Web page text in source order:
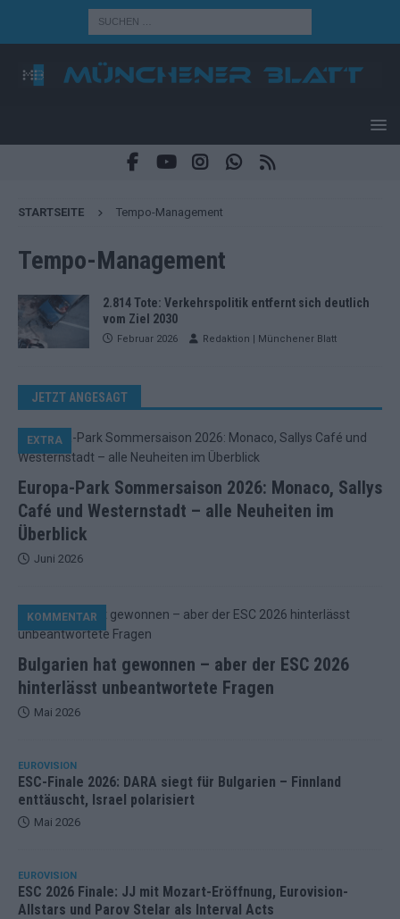
STARTSEITE Tempo-Management
Tempo-Management
2.814 Tote: Verkehrspolitik entfernt sich deutlich
vom Ziel 2030
Februar 2026 Redaktion | Münchener Blatt
JETZT ANGESAGT
Europa-Park Sommersaison 2026: Monaco, Sallys
Café und Westernstadt – alle Neuheiten im
Überblick
EXTRA
Juni 2026
Bulgarien hat gewonnen – aber der ESC 2026
hinterlässt unbeantwortete Fragen
KOMMENTAR
Mai 2026
EUROVISION
ESC-Finale 2026: DARA siegt für Bulgarien – Finnland
enttäuscht, Israel polarisiert
Mai 2026
EUROVISION
ESC 2026 Finale: JJ mit Mozart-Eröffnung, Eurovision-
Allstars und Parov Stelar als Interval Acts